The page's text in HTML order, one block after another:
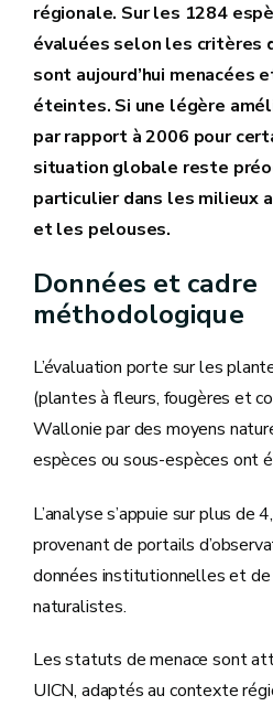
régionale. Sur les 1284
évaluées selon les critères
sont aujourd’hui menacées
éteintes. Si une légère
par rapport à 2006 pour
situation globale reste
particulier dans les milieux
et les pelouses.
Données et cadre
méthodologique
L’évaluation porte sur les
(plantes à fleurs, fougères et
Wallonie par des moyens
espèces ou sous-espèces ont
L’analyse s’appuie sur plus de
provenant de portails
données institutionnelles et
naturalistes.
Les statuts de menace sont
UICN, adaptés au contexte